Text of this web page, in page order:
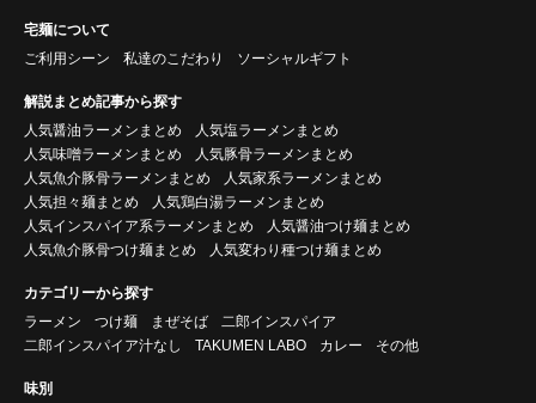
宅麺について
ご利用シーン
私達のこだわり ソーシャルギフト
解説まとめ記事から探す
人気醤油ラーメンまとめ
人気塩ラーメンまとめ
人気味噌ラーメンまとめ
人気豚骨ラーメンまとめ
人気魚介豚骨ラーメンまとめ
人気家系ラーメンまとめ
人気担々麺まとめ
人気鶏白湯ラーメンまとめ
人気インスパイア系ラーメンまとめ
人気醤油つけ麺まとめ
人気魚介豚骨つけ麺まとめ
人気変わり種つけ麺まとめ
カテゴリーから探す
ラーメン
つけ麺 まぜそば
二郎インスパイア
二郎インスパイア汁なし
TAKUMEN LABO カレー その他
味別